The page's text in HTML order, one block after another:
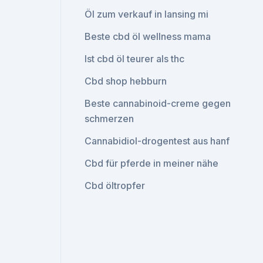
Öl zum verkauf in lansing mi
Beste cbd öl wellness mama
Ist cbd öl teurer als thc
Cbd shop hebburn
Beste cannabinoid-creme gegen
schmerzen
Cannabidiol-drogentest aus hanf
Cbd für pferde in meiner nähe
Cbd öltropfer